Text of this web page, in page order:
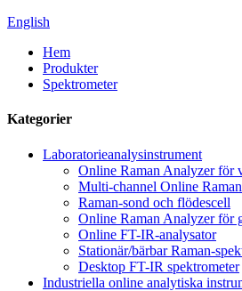
English
Hem
Produkter
Spektrometer
Kategorier
Laboratorieanalysinstrument
Online Raman Analyzer för
Multi-channel Online
Raman-sond och flödescell
Online Raman Analyzer för
Online FT-IR-analysator
Stationär/bärbar Raman-
Desktop FT-IR spektrometer
Industriella online analytiska